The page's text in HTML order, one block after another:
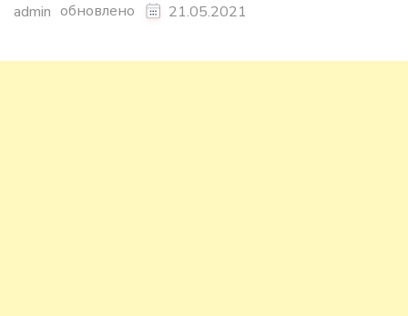
admin обновлено 21.05.2021